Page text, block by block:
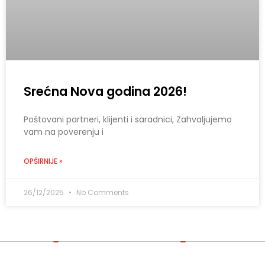
Srećna Nova godina 2026!
Poštovani partneri, klijenti i saradnici, Zahvaljujemo
vam na poverenju i
OPŠIRNIJE »
26/12/2025 No Comments